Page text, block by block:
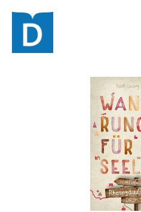
Bildergalerie überspringen